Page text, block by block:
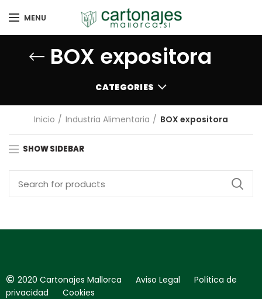
MENU
BOX expositora
CATEGORIES
Inicio Industria Alimentaria BOX expositora
SHOW SIDEBAR
2020 Cartonajes Mallorca Aviso Legal Política de
privacidad Cookies